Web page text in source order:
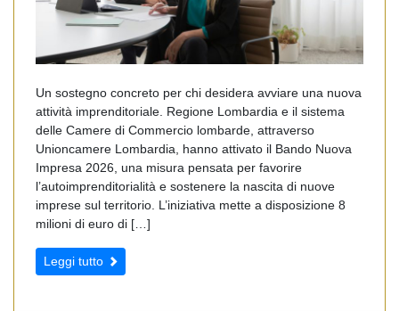
Un sostegno concreto per chi desidera avviare una nuova
attività imprenditoriale. Regione Lombardia e il sistema
delle Camere di Commercio lombarde, attraverso
Unioncamere Lombardia, hanno attivato il Bando Nuova
Impresa 2026, una misura pensata per favorire
l’autoimprenditorialità e sostenere la nascita di nuove
imprese sul territorio. L’iniziativa mette a disposizione 8
milioni di euro di […]
Leggi tutto